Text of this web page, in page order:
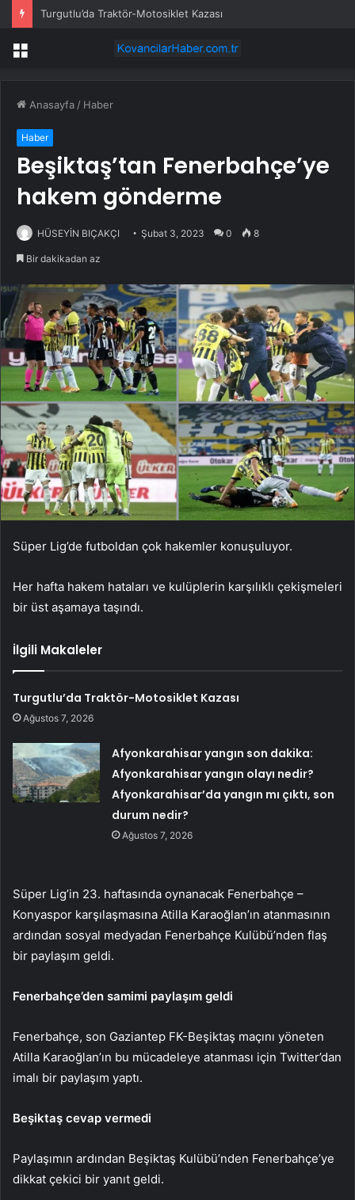
Turgutlu’da Traktör-Motosiklet Kazası
Menü
Anasayfa / Haber
Haber
Beşiktaş’tan Fenerbahçe’ye
hakem gönderme
HÜSEYİN BIÇAKÇI Şubat 3, 2023 0 8
Bir dakikadan az
Süper Lig’de futboldan çok hakemler konuşuluyor.
Her hafta hakem hataları ve kulüplerin karşılıklı çekişmeleri
bir üst aşamaya taşındı.
İlgili Makaleler
Turgutlu’da Traktör-Motosiklet Kazası
Ağustos 7, 2026
Afyonkarahisar yangın son dakika:
Afyonkarahisar yangın olayı nedir?
Afyonkarahisar’da yangın mı çıktı, son
durum nedir?
Ağustos 7, 2026
Süper Lig’in 23. haftasında oynanacak Fenerbahçe –
Konyaspor karşılaşmasına Atilla Karaoğlan’ın atanmasının
ardından sosyal medyadan Fenerbahçe Kulübü’nden flaş
bir paylaşım geldi.
Fenerbahçe’den samimi paylaşım geldi
Fenerbahçe, son Gaziantep FK-Beşiktaş maçını yöneten
Atilla Karaoğlan’ın bu mücadeleye atanması için Twitter’dan
imalı bir paylaşım yaptı.
Beşiktaş cevap vermedi
Paylaşımın ardından Beşiktaş Kulübü’nden Fenerbahçe’ye
dikkat çekici bir yanıt geldi.